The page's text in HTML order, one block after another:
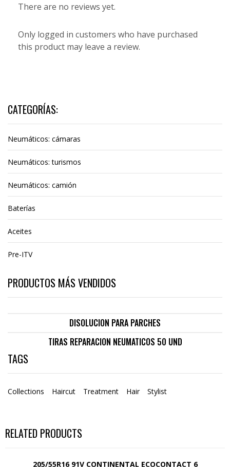
There are no reviews yet.
Only logged in customers who have purchased
this product may leave a review.
CATEGORÍAS:
Neumáticos: cámaras
Neumáticos: turismos
Neumáticos: camión
Baterías
Aceites
Pre-ITV
PRODUCTOS MÁS VENDIDOS
DISOLUCION PARA PARCHES
TIRAS REPARACION NEUMATICOS 50 UND
TAGS
Collections Haircut Treatment Hair Stylist
RELATED PRODUCTS
205/55R16 91V CONTINENTAL ECOCONTACT 6